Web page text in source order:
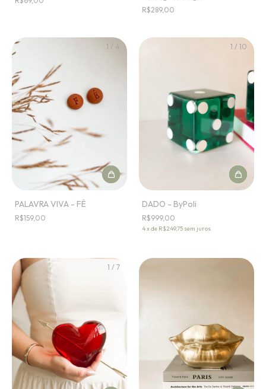
R$289,00
1 / 4
PALAVRA VIVA - FÉ
R$159,00
1 / 10
DADO - ByPoli
R$999,00
4xde R$249,75 sem juros
1 / 7 1 / 7